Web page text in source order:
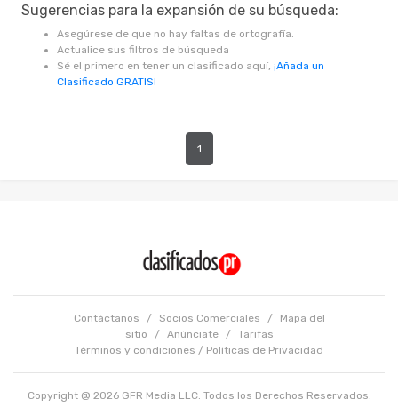
Sugerencias para la expansión de su búsqueda:
Asegúrese de que no hay faltas de ortografía.
Actualice sus filtros de búsqueda
Sé el primero en tener un clasificado aquí, ¡Añada un
Clasificado GRATIS!
1
Contáctanos / Socios Comerciales /
Mapa del
sitio
/ Anúnciate /
Tarifas
Términos y condiciones / Políticas de Privacidad
Copyright @ 2026 GFR Media LLC. Todos los Derechos Reservados.